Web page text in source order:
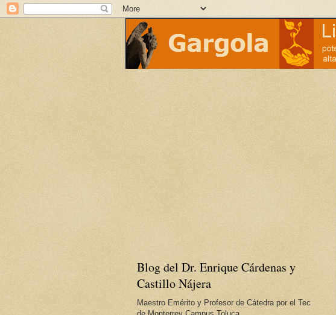
Blog del Dr. Enrique Cárdenas y
Castillo Nájera
Maestro Emérito y Profesor de Cátedra por el Tec